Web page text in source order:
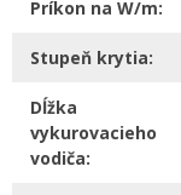
Príkon na W/m:
Stupeň krytia:
Dĺžka
vykurovacieho
vodiča: